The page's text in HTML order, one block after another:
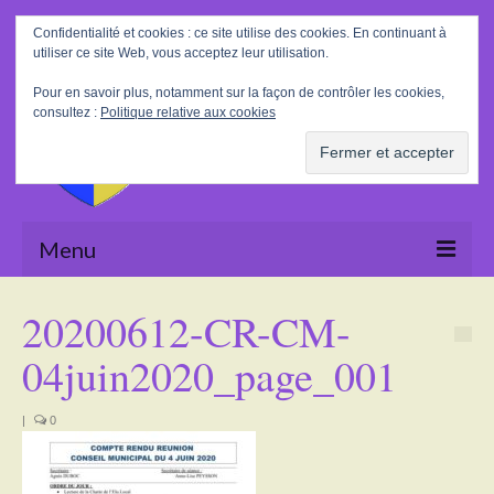
Rechercher
:
Menu
La Mairie
Le village
Tourisme
20200612-CR-CM-
04juin2020_page_001
| 0
Confidentialité et cookies : ce site utilise des cookies. En continuant à
utiliser ce site Web, vous acceptez leur utilisation.
Pour en savoir plus, notamment sur la façon de contrôler les cookies,
consultez : Politique relative aux cookies